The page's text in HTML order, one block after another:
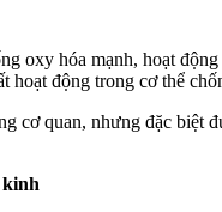
oxy hóa mạnh, hoạt
hoạt động trong c‌ơ th‌ể
cơ quan, nhưng đặc
kinh